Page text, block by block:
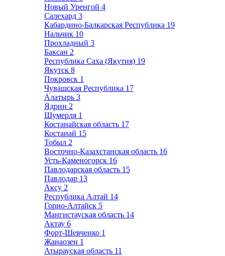
Новый Уренгой 4
Салехард 3
Кабардино-Балкарская Республика 19
Нальчик 10
Прохладный 3
Баксан 2
Республика Саха (Якутия) 19
Якутск 8
Покровск 1
Чувашская Республика 17
Алатырь 3
Ядрин 2
Шумерля 1
Костанайская область 17
Костанай 15
Тобыл 2
Восточно-Казахстанская область 16
Усть-Каменогорск 16
Павлодарская область 15
Павлодар 13
Аксу 2
Республика Алтай 14
Горно-Алтайск 5
Мангистауская область 14
Актау 6
Форт-Шевченко 1
Жанаозен 1
Атырауская область 11